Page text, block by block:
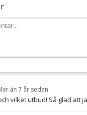
än 7 år sedan
vilket utbud! Så glad att